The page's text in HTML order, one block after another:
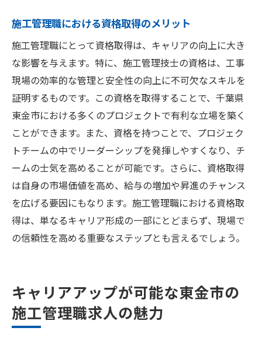
施工管理職における資格取得のメリット
施工管理職にとって資格取得は、キャリアの向上に大き
な影響を与えます。特に、施工管理技士の資格は、工事
現場の効率的な管理と安全性の向上に不可欠なスキルを
証明するものです。この資格を取得することで、千葉県
東金市における多くのプロジェクトで有利な立場を築く
ことができます。また、資格を持つことで、プロジェク
トチームの中でリーダーシップを発揮しやすくなり、チ
ームの士気を高めることが可能です。さらに、資格取得
は自身の市場価値を高め、給与の増加や昇進のチャンス
を広げる要因にもなります。施工管理職における資格取
得は、単なるキャリア形成の一部にとどまらず、現場で
の信頼性を高める重要なステップとも言えるでしょう。
キャリアアップが可能な東金市の
施工管理職求人の魅力